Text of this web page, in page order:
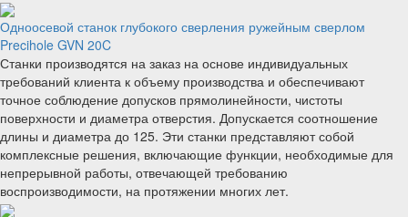
Одноосевой станок глубокого сверления ружейным сверлом
Precihole GVN 20C
Станки производятся на заказ на основе индивидуальных
требований клиента к объему производства и обеспечивают
точное соблюдение допусков прямолинейности, чистоты
поверхности и диаметра отверстия. Допускается соотношение
длины и диаметра до 125. Эти станки представляют собой
комплексные решения, включающие функции, необходимые для
непрерывной работы, отвечающей требованию
воспроизводимости, на протяжении многих лет.